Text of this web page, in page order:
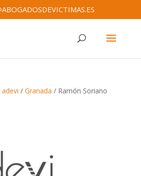
/ Granada / Ramón Soriano